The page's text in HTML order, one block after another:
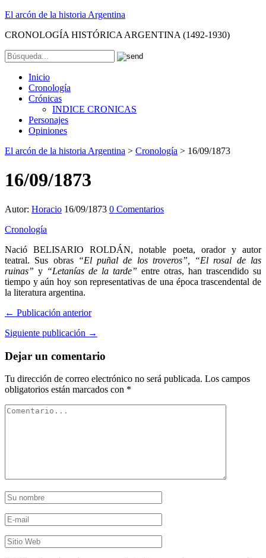
El arcón de la historia Argentina
CRONOLOGÍA HISTÓRICA ARGENTINA (1492-1930)
Inicio
Cronología
Crónicas
INDICE CRONICAS
Personajes
Opiniones
El arcón de la historia Argentina > Cronología > 16/09/1873
16/09/1873
Autor: Horacio 16/09/1873 0 Comentarios
Cronología
Nació BELISARIO ROLDÁN, notable poeta, orador y autor
teatral. Sus obras “El puñal de los troveros”, “El rosal de las
ruinas” y “Letanías de la tarde” entre otras, han trascendido su
tiempo y aún hoy son representativas de una época trascendental de
la literatura argentina.
← Publicación anterior
Siguiente publicación →
Dejar un comentario
Tu dirección de correo electrónico no será publicada. Los campos
obligatorios están marcados con *